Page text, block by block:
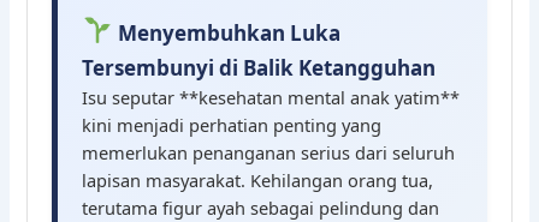
Menyembuhkan Luka
Tersembunyi di Balik Ketangguhan
Isu seputar **kesehatan mental anak yatim**
kini menjadi perhatian penting yang
memerlukan penanganan serius dari seluruh
lapisan masyarakat. Kehilangan orang tua,
terutama figur ayah sebagai pelindung dan